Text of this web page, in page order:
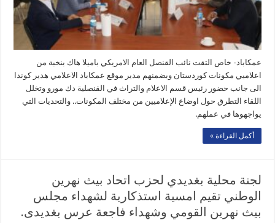
عمكاباد- خاص التقت نائب القنصل العام الامريكي باميلا هاك بنخبة من
اعلاميي مكونات كوردستان وبضمنهم مدير موقع عمكاباد الاعلامي هدير كوندا
الى جانب حضور رئيس قسم الاعلام والتراث في القنصلية دك مورو وتخلل
اللقاء التطرق حول اوضاع الإعلاميين من مختلف المكونات.. والتحديات التي
يواجهوها في عملهم.
أكمل القراءة »
لجنة محلية بغديدي لحزب اتحاد بيث نهرين
الوطني تقيم امسية استذكارية لشهداء مجلس
بيث نهرين القومي وشهداء فاجعة عرس بغديدى.